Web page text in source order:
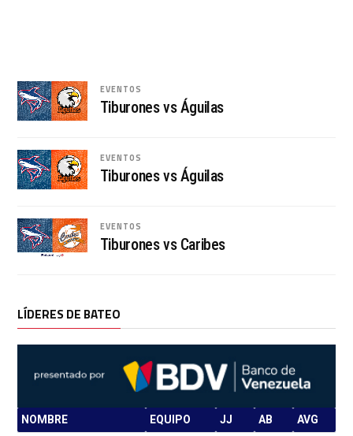
EVENTOS
Tiburones vs Águilas
EVENTOS
Tiburones vs Águilas
EVENTOS
Tiburones vs Caribes
LÍDERES DE BATEO
NOMBRE EQUIPO JJ AB AVG